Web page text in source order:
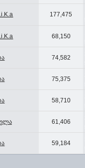
177,475
68,150
74,582
75,375
58,710
61,406
59,184